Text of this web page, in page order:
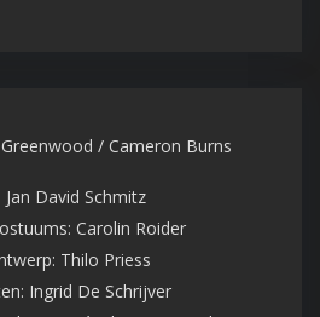
/ Cameron Burns
Jan David Schmitz
Carolin Roider
Thilo Priess
Ingrid De Schrijver